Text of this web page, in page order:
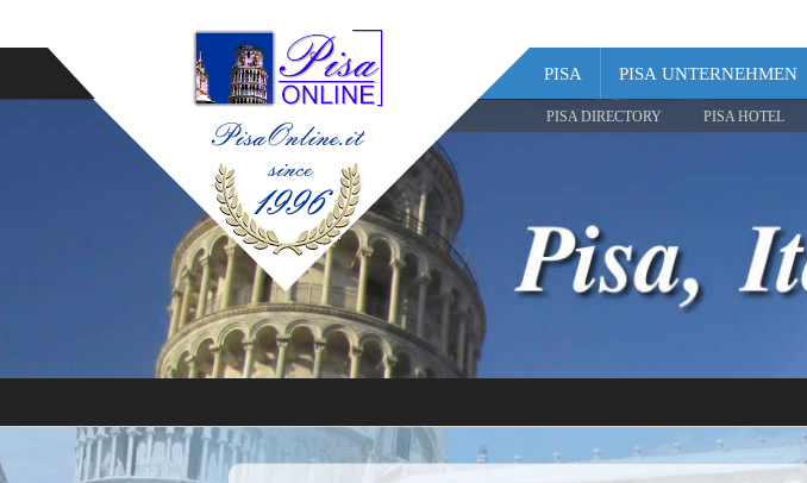
PISA PISA UNTERNEHMEN
PISA DIRECTORY PISA HOTEL